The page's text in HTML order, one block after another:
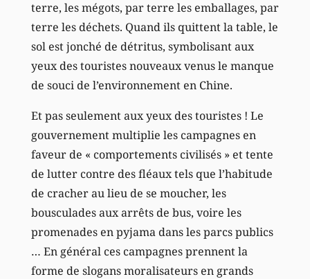
terre, les mégots, par terre les emballages, par
terre les déchets. Quand ils quittent la table, le
sol est jonché de détritus, symbolisant aux
yeux des touristes nouveaux venus le manque
de souci de l’environnement en Chine.
Et pas seulement aux yeux des touristes ! Le
gouvernement multiplie les campagnes en
faveur de « comportements civilisés » et tente
de lutter contre des fléaux tels que l’habitude
de cracher au lieu de se moucher, les
bousculades aux arrêts de bus, voire les
promenades en pyjama dans les parcs publics
… En général ces campagnes prennent la
forme de slogans moralisateurs en grands